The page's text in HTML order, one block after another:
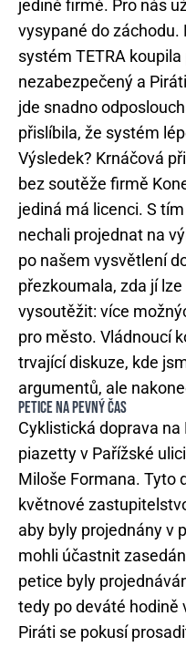
jediné firmě. Pro nás
vysypané do
systém TETRA
nezabezpečený a
jde snadno
přislíbila, že systém
Výsledek? Krnáčová
bez soutěže firmě
jediná má licenci. S
nechali projednat na
po našem vysvětlení
přezkoumala, zda jí
vysoutěžit: více
pro město. Vládnoucí
trvající diskuze, kde
argumentů, ale
PETICE NA PEVNÝ ČAS
Cyklistická doprava
piazetty v Pařížské
Miloše Formana. Tyto
květnové
aby byly projednány v
mohli účastnit
petice byly
tedy po deváté hodině
Piráti se pokusí